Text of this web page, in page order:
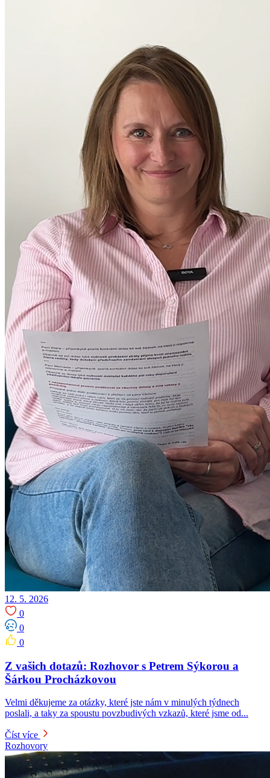
12. 5. 2026
0
0
0
Z vašich dotazů: Rozhovor s Petrem Sýkorou a
Šárkou Procházkovou
Velmi děkujeme za otázky, které jste nám v minulých týdnech
poslali, a taky za spoustu povzbudivých vzkazů, které jsme od...
Číst více
Rozhovory